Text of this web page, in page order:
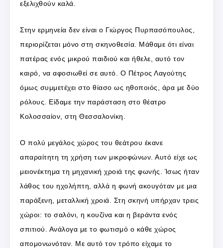
εξελιχθούν καλά.
Στην ερμηνεία δεν είναι ο Γιώργος Πυρπασόπουλος,
περιορίζεται μόνο στη σκηνοθεσία. Μάθαμε ότι είναι
πατέρας ενός μικρού παιδιού και ήθελε, αυτό τον
καιρό, να αφοσιωθεί σε αυτό. Ο Πέτρος Λαγούτης
όμως συμμετέχει στο θίασο ως ηθοποιός, άρα με δύο
ρόλους. Είδαμε την παράσταση στο θέατρο
Κολοσσαίον, στη Θεσσαλονίκη.
Ο πολύ μεγάλος χώρος του θεάτρου έκανε
απαραίτητη τη χρήση των μικροφώνων. Αυτό είχε ως
μειονέκτημα τη μηχανική χροιά της φωνής. Ίσως ήταν
λάθος του ηχολήπτη, αλλά η φωνή ακουγόταν με μια
παράξενη, μεταλλική χροιά. Στη σκηνή υπήρχαν τρεις
χώροι: το σαλόνι, η κουζίνα και η βεράντα ενός
σπιτιού. Ανάλογα με το φωτισμό ο κάθε χώρος
απομονωνόταν. Με αυτό τον τρόπο είχαμε το